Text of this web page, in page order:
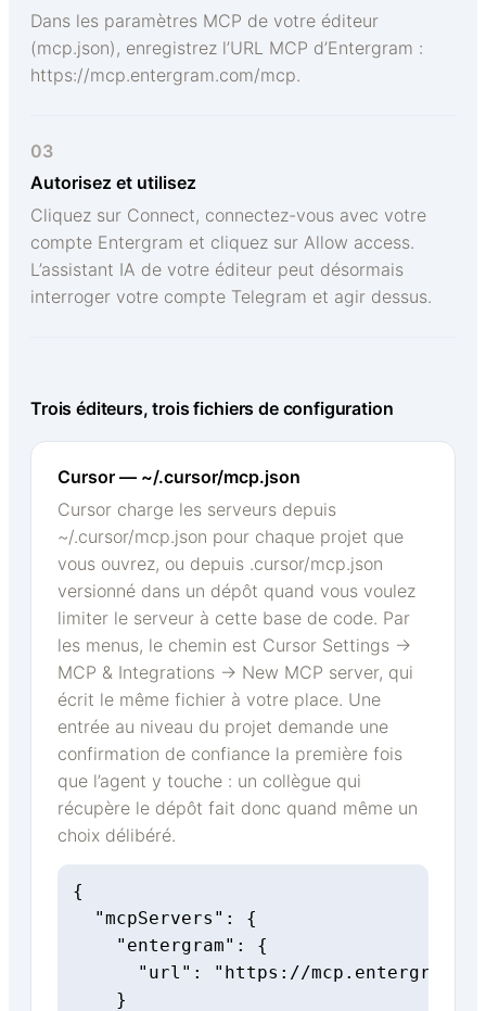
Dans les paramètres MCP de votre éditeur
(mcp.json), enregistrez l’URL MCP d’Entergram :
https://mcp.entergram.com/mcp.
03
Autorisez et utilisez
Cliquez sur Connect, connectez-vous avec votre
compte Entergram et cliquez sur Allow access.
L’assistant IA de votre éditeur peut désormais
interroger votre compte Telegram et agir dessus.
Trois éditeurs, trois fichiers de configuration
Cursor — ~/.cursor/mcp.json
Cursor charge les serveurs depuis
~/.cursor/mcp.json pour chaque projet que
vous ouvrez, ou depuis .cursor/mcp.json
versionné dans un dépôt quand vous voulez
limiter le serveur à cette base de code. Par
les menus, le chemin est Cursor Settings →
MCP & Integrations → New MCP server, qui
écrit le même fichier à votre place. Une
entrée au niveau du projet demande une
confirmation de confiance la première fois
que l’agent y touche : un collègue qui
récupère le dépôt fait donc quand même un
choix délibéré.
{
  "mcpServers": {
    "entergram": {
"url": "https://
    }